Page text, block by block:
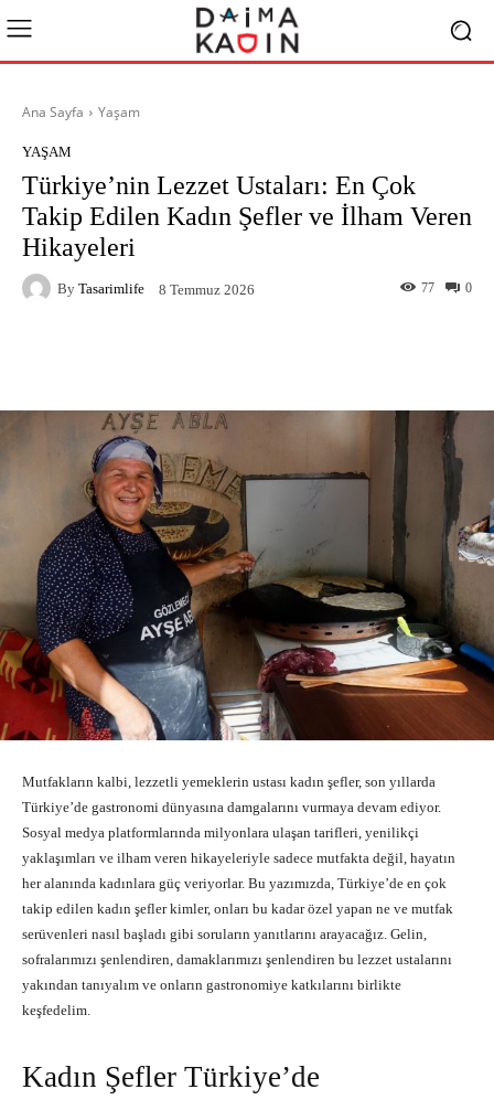
Ana Sayfa Yaşam
YAŞAM
Türkiye’nin Lezzet Ustaları: En Çok
Takip Edilen Kadın Şefler ve İlham Veren
Hikayeleri
By Tasarimlife 8 Temmuz 2026 0
77
Mutfakların kalbi, lezzetli yemeklerin ustası kadın şefler, son yıllarda
Türkiye’de gastronomi dünyasına damgalarını vurmaya devam ediyor.
Sosyal medya platformlarında milyonlara ulaşan tarifleri, yenilikçi
yaklaşımları ve ilham veren hikayeleriyle sadece mutfakta değil, hayatın
her alanında kadınlara güç veriyorlar. Bu yazımızda, Türkiye’de en çok
takip edilen kadın şefler kimler, onları bu kadar özel yapan ne ve mutfak
serüvenleri nasıl başladı gibi soruların yanıtlarını arayacağız. Gelin,
sofralarımızı şenlendiren, damaklarımızı şenlendiren bu lezzet ustalarını
yakından tanıyalım ve onların gastronomiye katkılarını birlikte
keşfedelim.
Kadın Şefler Türkiye’de